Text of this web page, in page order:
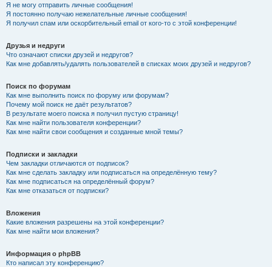
Я не могу отправить личные сообщения!
Я постоянно получаю нежелательные личные сообщения!
Я получил спам или оскорбительный email от кого-то с этой конференции!
Друзья и недруги
Что означают списки друзей и недругов?
Как мне добавлять/удалять пользователей в списках моих друзей и недругов?
Поиск по форумам
Как мне выполнить поиск по форуму или форумам?
Почему мой поиск не даёт результатов?
В результате моего поиска я получил пустую страницу!
Как мне найти пользователя конференции?
Как мне найти свои сообщения и созданные мной темы?
Подписки и закладки
Чем закладки отличаются от подписок?
Как мне сделать закладку или подписаться на определённую тему?
Как мне подписаться на определённый форум?
Как мне отказаться от подписки?
Вложения
Какие вложения разрешены на этой конференции?
Как мне найти мои вложения?
Информация о phpBB
Кто написал эту конференцию?